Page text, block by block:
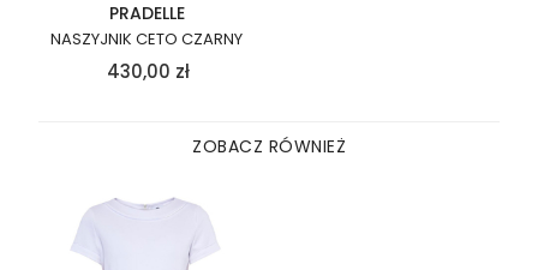
PRADELLE
NASZYJNIK CETO CZARNY
430,00 zł
ZOBACZ RÓWNIEŻ